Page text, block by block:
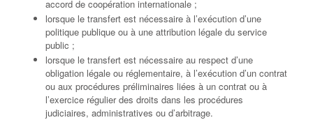
accord de coopération internationale ;
lorsque le transfert est nécessaire à l’exécution d’une
politique publique ou à une attribution légale du service
public ;
lorsque le transfert est nécessaire au respect d’une
obligation légale ou réglementaire, à l’exécution d’un contrat
ou aux procédures préliminaires liées à un contrat ou à
l’exercice régulier des droits dans les procédures
judiciaires, administratives ou d’arbitrage.